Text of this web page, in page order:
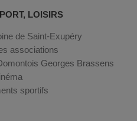
LOISIRS
de Saint-Exupéry
associations
Georges Brassens
sportifs